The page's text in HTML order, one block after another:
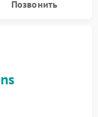
Позвонить